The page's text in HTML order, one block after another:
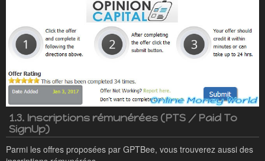
1.3. Inscriptions rémunérées (PTS / Paid To
SignUp)
Parmi les offres proposées par GPTBee, vous trouverez aussi des